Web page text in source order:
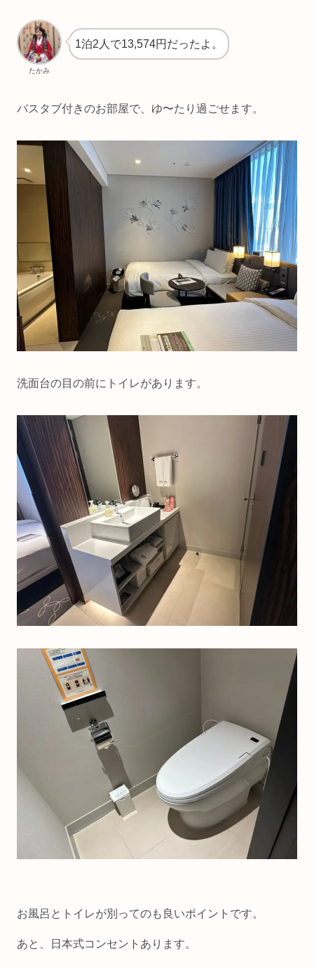
たかみ
1泊2人で13,574円だったよ。
バスタブ付きのお部屋で、ゆ〜たり過ごせます。
洗面台の目の前にトイレがあります。
お風呂とトイレが別ってのも良いポイントです。
あと、日本式コンセントあります。